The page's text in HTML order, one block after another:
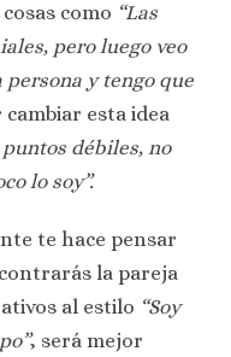
como “Las
pero luego veo
persona y tengo que
esta idea
débiles, no
lo soy”.
te hace pensar
la pareja
al estilo “Soy
, será mejor